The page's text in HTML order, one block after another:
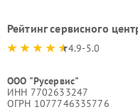
Рейтинг сервисного
4.9-5.0
ООО "Русервис"
ИНН 7702633247
ОГРН 1077746335776